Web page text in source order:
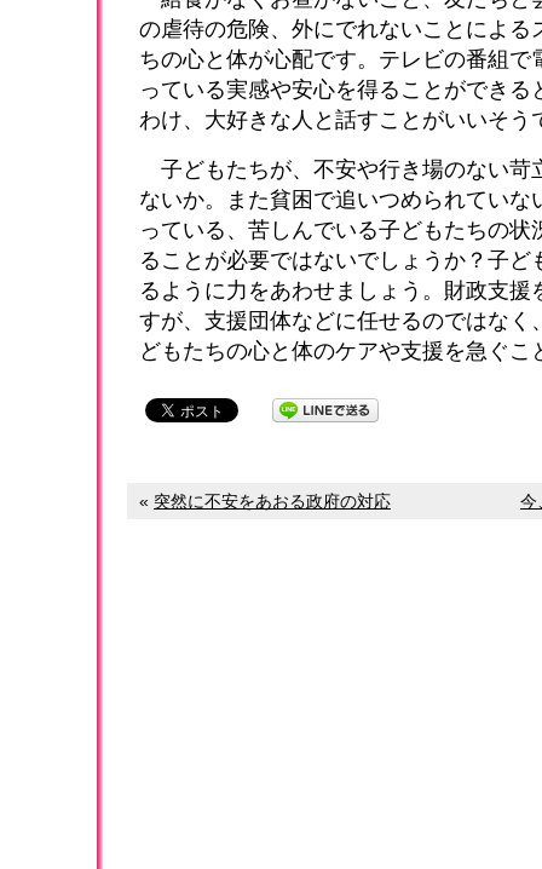
の虐待の危険、外にでれないことによる
ちの心と体が心配です。テレビの番組で
っている実感や安心を得ることができる
わけ、大好きな人と話すことがいいそう
子どもたちが、不安や行き場のない苛
ないか。また貧困で追いつめられていな
っている、苦しんでいる子どもたちの状
ることが必要ではないでしょうか？子ど
るように力をあわせましょう。財政支援
すが、支援団体などに任せるのではなく
どもたちの心と体のケアや支援を急ぐこ
« 突然に不安をあおる政府の対応 今